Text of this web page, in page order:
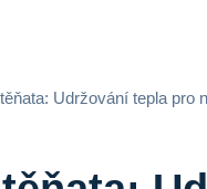
Udržování tepla pro